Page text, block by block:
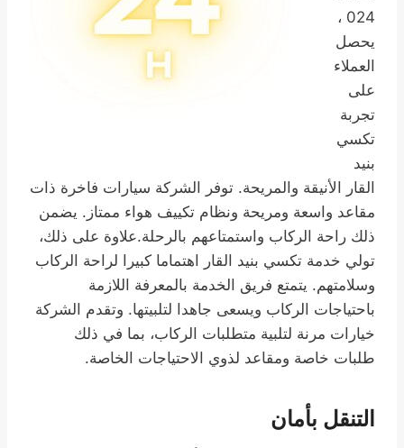
024 ،
يحصل
العملاء
على
تجربة
تكسي
بنيد
القار الأنيقة والمريحة. توفر الشركة سيارات فاخرة ذات
مقاعد واسعة ومريحة ونظام تكييف هواء ممتاز. يضمن
ذلك راحة الركاب واستمتاعهم بالرحلة.علاوة على ذلك،
تولي خدمة تكسي بنيد القار اهتماما كبيرا لراحة الركاب
وسلامتهم. يتمتع فريق الخدمة بالمعرفة اللازمة
باحتياجات الركاب ويسعى جاهدا لتلبيتها. وتقدم الشركة
خيارات مرنة لتلبية متطلبات الركاب، بما في ذلك
طلبات خاصة ومقاعد لذوي الاحتياجات الخاصة.
التنقل بأمان